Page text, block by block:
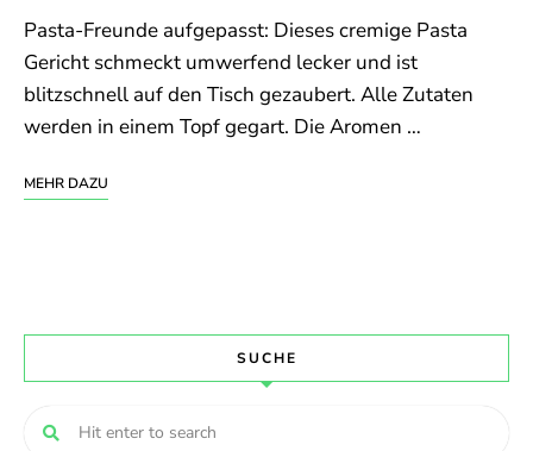
Pasta-Freunde aufgepasst: Dieses cremige Pasta
Gericht schmeckt umwerfend lecker und ist
blitzschnell auf den Tisch gezaubert. Alle Zutaten
werden in einem Topf gegart. Die Aromen …
MEHR DAZU
SUCHE